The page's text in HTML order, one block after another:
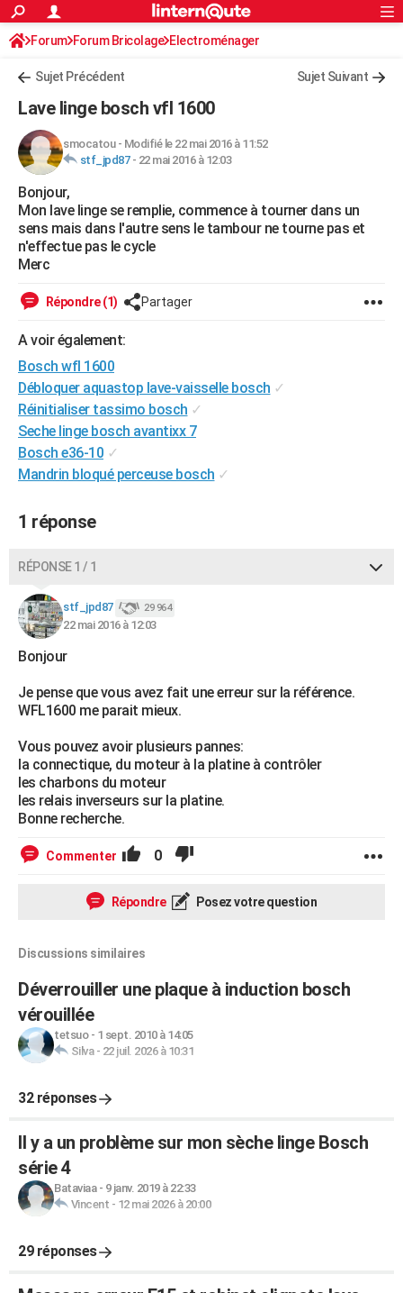
ACTUALITÉS
Politique
Société
Faits Divers
Education
Monde
Villes
+
FINANCE
Retraite
Impôts
Epargne
Immobilier
Risques naturels par ville
Banque
Assurance
Crédit
AUTO
Essais
Réserver un essai
Citadines
Berlines
SUV
Forum auto
+HIGH-TECH
Mobiles
Meilleur smartphone
Internet
Ordinateurs
Jeux vidéo
Guide high-tech
+BRICOLAGE
Forum
Aménagement intérieur
Extérieur
Cuisine
Salle de bains
Jardinage
Rangement
Guides de France
Escapades
Patrimoine
Expositions
Musées
Week-end nature
Art de vivre
Bien-être
Loisirs
Mode
Modes de vie
Alimentation
Guide de la santé
Maladies
Médicaments
Sommeil
VOYAGE
PHOTO
GUIDES D'ACHAT
CARTE DE VOEUX
Carte de Noël
Carte Bonne année
Carte Saint-Valentin
Carte Pâques
Carte d'anniversaire
DICTIONNAIRE
Dictionnaire
Biographies
Citations
Expressions
Proverbes
PROGRAMME TV
FORUM
Bricolage
Lifestyle
Culture
Sport
Auto
Television
Voyage
Cinema
S'inscrire
Connexion
Forum Forum Bricolage Electroménager
Sujet Précédent Sujet Suivant
Lave linge bosch vfl 1600
smocatou- Modifié le 22 mai 2016 à 11:52
stf_jpd87- 22 mai 2016 à 12:03
Bonjour,
Mon lave linge se remplie, commence à tourner dans un
sens mais dans l'autre sens le tambour ne tourne pas et
n'effectue pas le cycle
Merc
Répondre (1) Partager
A voir également:
Bosch wfl 1600
Débloquer aquastop lave-vaisselle bosch ✓
Réinitialiser tassimo bosch ✓
Seche linge bosch avantixx 7
Bosch e36-10 ✓
Mandrin bloqué perceuse bosch ✓
1 réponse
RÉPONSE 1 / 1
stf_jpd87 29 964
22 mai 2016 à 12:03
Bonjour
Je pense que vous avez fait une erreur sur la référence.
WFL1600 me parait mieux.
Vous pouvez avoir plusieurs pannes:
la connectique, du moteur à la platine à contrôler
les charbons du moteur
les relais inverseurs sur la platine.
Bonne recherche.
Commenter 0
Répondre Posez votre question
Discussions similaires
Déverrouiller une plaque à induction bosch
vérouillée
tetsuo- 1 sept. 2010 à 14:05
Silva- 22 juil. 2026 à 10:31
32 réponses
Il y a un problème sur mon sèche linge Bosch
série 4
Bataviaa- 9 janv. 2019 à 22:33
Vincent - 12 mai 2026 à 20:00
29 réponses